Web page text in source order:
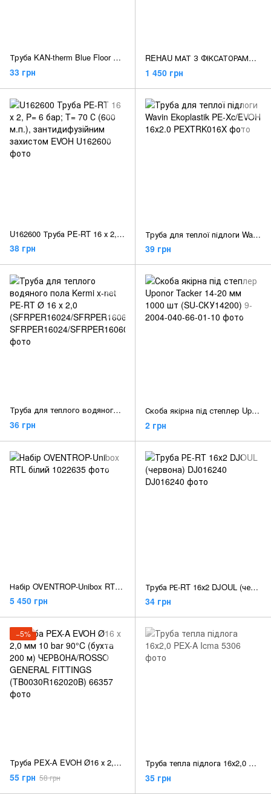
Труба KAN-therm Blue Floor PE-RT Ду 16х2 з антидиф. захистом (600 м)
33 грн
REHAU МАТ З ФІКСАТОРАМИ VARIONOVA 30-2 ДЛЯ ТРУБ RAUTHERM S 14 X 1,5 І 17 X 2,0
1 450 грн
U162600 Труба PE-RT 16 х 2, P= 6 бар; T= 70 С (600 м.п.), зантидифузійним захистом EVOH
38 грн
Труба для теплої підлоги Wavin Ekoplastik PE-Xc/EVOH 16х2.0
39 грн
Труба для теплого водяного пола Kermi x-net PE-RT Ø 16 х 2,0 (SFRPER16024/SFRPER16060)
36 грн
Скоба якірна під степлер Uponor Tacker 14-20 мм 1000 шт (SU-СКУ14200)
2 грн
Набір OVENTROP-Unibox RTL білий
5 450 грн
Труба РЕ-RT 16х2 DJOUL (червона) DJ016240
34 грн
−5%
Труба PEX-A EVOH Ø16 х 2,0 мм 10 bar 90°C (бухта 200 м) ЧЕРВОНА/ROSSO GENERAL FITTINGS (TB0030R162020B)
55 грн 58 грн
Труба тепла підлога 16х2,0 PEX-A Icma
35 грн